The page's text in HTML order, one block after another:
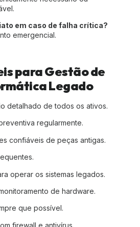
em caso de falha crítica?
emergencial.
para Gestão de
Legado
detalhado de todos os ativos.
regularmente.
confiáveis de peças antigas.
operar os sistemas legados.
de hardware.
que possível.
firewall e antivírus.